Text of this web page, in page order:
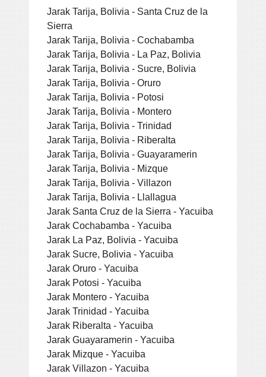
Jarak Tarija, Bolivia - Santa Cruz de la
Sierra
Jarak Tarija, Bolivia - Cochabamba
Jarak Tarija, Bolivia - La Paz, Bolivia
Jarak Tarija, Bolivia - Sucre, Bolivia
Jarak Tarija, Bolivia - Oruro
Jarak Tarija, Bolivia - Potosi
Jarak Tarija, Bolivia - Montero
Jarak Tarija, Bolivia - Trinidad
Jarak Tarija, Bolivia - Riberalta
Jarak Tarija, Bolivia - Guayaramerin
Jarak Tarija, Bolivia - Mizque
Jarak Tarija, Bolivia - Villazon
Jarak Tarija, Bolivia - Llallagua
Jarak Santa Cruz de la Sierra - Yacuiba
Jarak Cochabamba - Yacuiba
Jarak La Paz, Bolivia - Yacuiba
Jarak Sucre, Bolivia - Yacuiba
Jarak Oruro - Yacuiba
Jarak Potosi - Yacuiba
Jarak Montero - Yacuiba
Jarak Trinidad - Yacuiba
Jarak Riberalta - Yacuiba
Jarak Guayaramerin - Yacuiba
Jarak Mizque - Yacuiba
Jarak Villazon - Yacuiba